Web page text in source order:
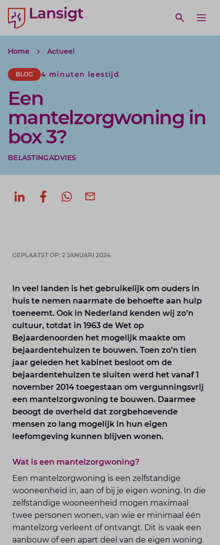
Lansigt Accountants logo
Open
search website
Home Actueel
BLOG 4 minuten leestijd
Een
mantelzorgwoning in
box 3?
BELASTINGADVIES
Deel op LinkedIn
Deel op Facebook
GEPLAATST OP: 2 JANUARI 2024
In veel landen is het gebruikelijk om ouders in
huis te nemen naarmate de behoefte aan hulp
toeneemt. Ook in Nederland kenden wij zo’n
cultuur, totdat in 1963 de Wet op
Bejaardenoorden het mogelijk maakte om
bejaardentehuizen te bouwen. Toen zo’n tien
jaar geleden het kabinet besloot om de
bejaardentehuizen te sluiten werd het vanaf 1
november 2014 toegestaan om vergunningsvrij
een mantelzorgwoning te bouwen. Daarmee
beoogt de overheid dat zorgbehoevende
mensen zo lang mogelijk in hun eigen
leefomgeving kunnen blijven wonen.
Wat is een mantelzorgwoning?
Een mantelzorgwoning is een zelfstandige
wooneenheid in, aan of bij je eigen woning. In die
zelfstandige wooneenheid mogen maximaal
twee personen wonen, van wie er minimaal één
mantelzorg verleent of ontvangt. Dit is vaak een
aanbouw of een apart deel van de eigen woning.